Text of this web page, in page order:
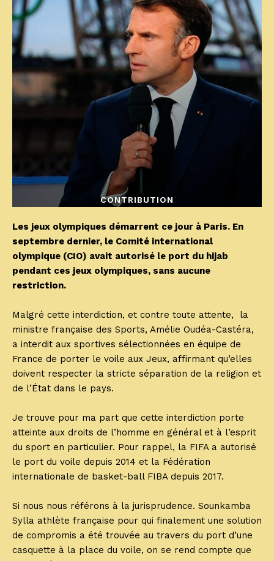
CONTRIBUTION
Les jeux olympiques démarrent ce jour à Paris. En
septembre dernier, le Comité international
olympique (CIO) avait autorisé le port du hijab
pendant ces jeux olympiques, sans aucune
restriction.
Malgré cette interdiction, et contre toute attente, la
ministre française des Sports, Amélie Oudéa-Castéra,
a interdit aux sportives sélectionnées en équipe de
France de porter le voile aux Jeux, affirmant qu’elles
doivent respecter la stricte séparation de la religion et
de l’État dans le pays.
Je trouve pour ma part que cette interdiction porte
atteinte aux droits de l’homme en général et à l’esprit
du sport en particulier. Pour rappel, la FIFA a autorisé
le port du voile depuis 2014 et la Fédération
internationale de basket-ball FIBA depuis 2017.
Si nous nous référons à la jurisprudence. Sounkamba
Sylla athlète française pour qui finalement une solution
de compromis a été trouvée au travers du port d’une
casquette à la place du voile, on se rend compte que